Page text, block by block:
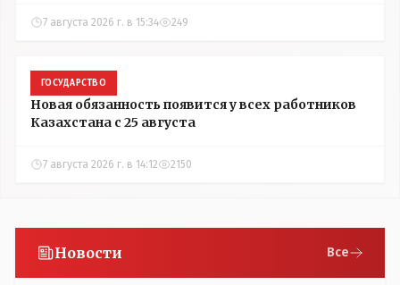
7 августа 2026 г. в 15:34 249
ГОСУДАРСТВО
Новая обязанность появится у всех работников
Казахстана с 25 августа
7 августа 2026 г. в 14:12 2150
Новости Все